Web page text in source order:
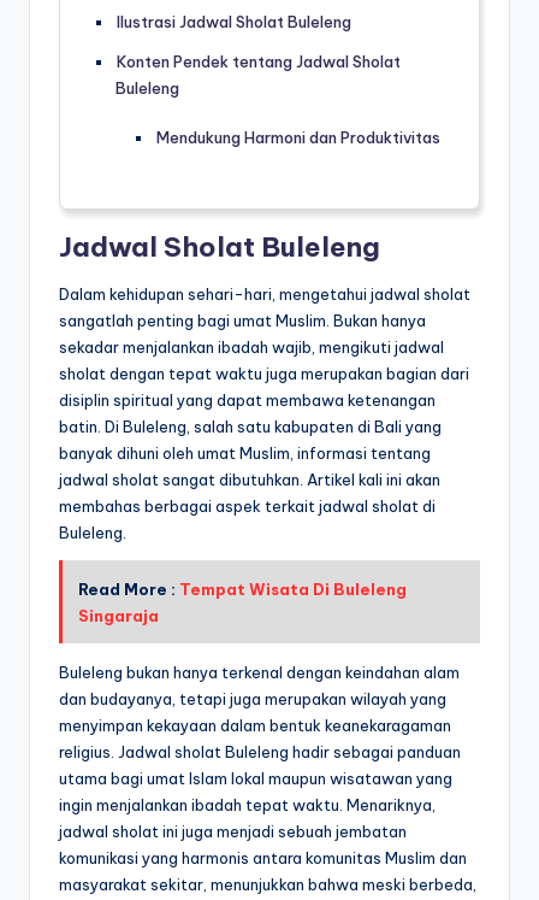
Ilustrasi Jadwal Sholat Buleleng
Konten Pendek tentang Jadwal Sholat
Buleleng
Mendukung Harmoni dan Produktivitas
Jadwal Sholat Buleleng
Dalam kehidupan sehari-hari, mengetahui jadwal sholat
sangatlah penting bagi umat Muslim. Bukan hanya
sekadar menjalankan ibadah wajib, mengikuti jadwal
sholat dengan tepat waktu juga merupakan bagian dari
disiplin spiritual yang dapat membawa ketenangan
batin. Di Buleleng, salah satu kabupaten di Bali yang
banyak dihuni oleh umat Muslim, informasi tentang
jadwal sholat sangat dibutuhkan. Artikel kali ini akan
membahas berbagai aspek terkait jadwal sholat di
Buleleng.
Read More : Tempat Wisata Di Buleleng
Singaraja
Buleleng bukan hanya terkenal dengan keindahan alam
dan budayanya, tetapi juga merupakan wilayah yang
menyimpan kekayaan dalam bentuk keanekaragaman
religius. Jadwal sholat Buleleng hadir sebagai panduan
utama bagi umat Islam lokal maupun wisatawan yang
ingin menjalankan ibadah tepat waktu. Menariknya,
jadwal sholat ini juga menjadi sebuah jembatan
komunikasi yang harmonis antara komunitas Muslim dan
masyarakat sekitar, menunjukkan bahwa meski berbeda,